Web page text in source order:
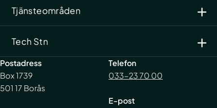
Tjänsteområden
IT-drift
Systemutveckling
Support
Kundcase
Nyheter
Tech Stn
Kundportal
Integritetspolicy
Visselblåsning
Postadress
Box 1739
501 17 Borås
Telefon
033-23 70 00
E-post